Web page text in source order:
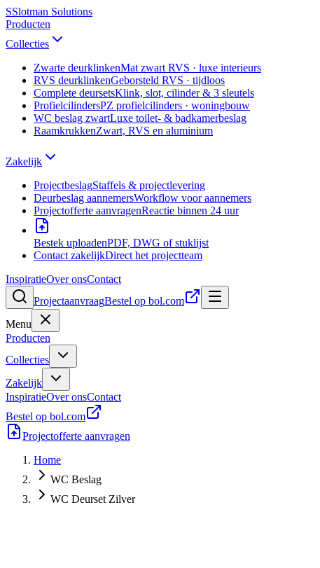
SSlotman Solutions
Producten
Collecties
Zwarte deurklinkenMat zwart RVS · luxe interieurs
RVS deurklinkenGeborsteld RVS · tijdloos
Complete deursetsKlink, slot, cilinder & 3 sleutels
ProfielcilindersPZ profielcilinders · woningbouw
WC beslag zwartLuxe toilet- & badkamerbeslag
RaamkrukkenZwart, RVS en aluminium
Zakelijk
ProjectbeslagStaffels & projectlevering
Deurbeslag aannemersWorkflow voor aannemers
Projectofferte aanvragenReactie binnen 24 uur
Bestek uploadenPDF, DWG of stuklijst
Contact zakelijkDirect het projectteam
InspiratieOver onsContact
ProjectaanvraagBestel op bol.com
Menu
Producten
Collecties
Zakelijk
InspiratieOver onsContact
Bestel op bol.com
Projectofferte aanvragen
Home
WC Beslag
WC Deurset Zilver